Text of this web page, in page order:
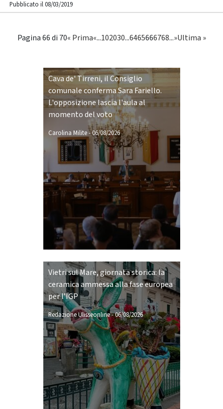
Pubblicato il 08/03/2019
Pagina 66 di 70« Prima«...102030...6465666768...»Ultima »
Cava de' Tirreni, il Consiglio
comunale conferma Sara Fariello.
L'opposizione lascia l'aula al
momento del voto
Carolina Milite-06/08/2026
Vietri sul Mare, giornata storica: la
ceramica ammessa alla fase europea
per l’IGP
Redazione Ulisseonline-06/08/2026